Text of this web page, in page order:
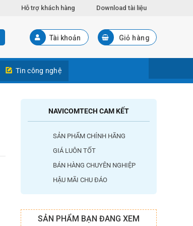
Hỗ trợ khách hàng Download tài liệu
Tài khoản Giỏ hàng
Tin công nghệ
NAVICOMTECH CAM KẾT
SẢN PHẨM CHÍNH HÃNG
GIÁ LUÔN TỐT
BÁN HÀNG CHUYÊN NGHIỆP
HẬU MÃI CHU ĐÁO
SẢN PHẨM BẠN ĐANG XEM